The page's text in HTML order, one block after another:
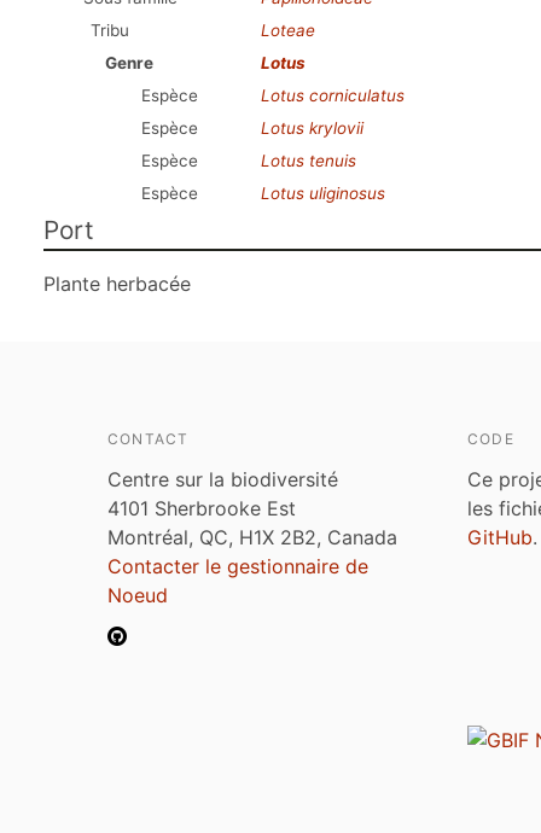
Tribu
Loteae
Genre
Lotus
Espèce
Lotus corniculatus
Espèce
Lotus krylovii
Espèce
Lotus tenuis
Espèce
Lotus uliginosus
Port
Plante herbacée
CONTACT
Centre sur la biodiversité
4101 Sherbrooke Est
Montréal, QC, H1X 2B2, Canada
Contacter le gestionnaire de
Noeud
CODE
Ce
les
GitHub.